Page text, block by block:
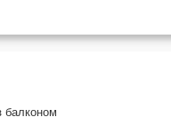
балконом